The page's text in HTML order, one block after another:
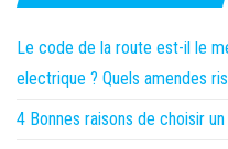
Le code de la route est-il le
electrique ? Quels amendes
4 Bonnes raisons de choisir